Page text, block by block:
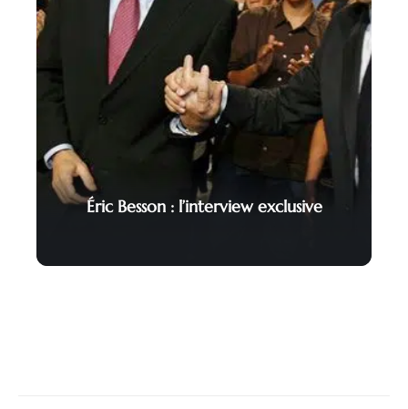
Éric Besson : l’interview exclusive